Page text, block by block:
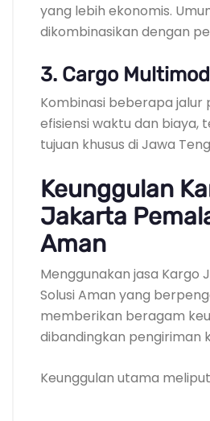
yang lebih ekonomis.
dikombinasikan dengan
3. Cargo
Kombinasi beberapa jalur
efisiensi waktu dan biaya,
tujuan khusus di Jawa
Keunggulan
Jakarta
Aman
Menggunakan jasa Kargo
Solusi Aman yang
memberikan beragam
dibandingkan pengiriman
Keunggulan utama